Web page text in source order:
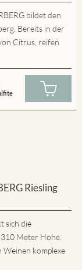
bildet den
Bereits in der
Citrus, reifen
Riesling
sich die
310 Meter Höhe.
Weinen komplexe